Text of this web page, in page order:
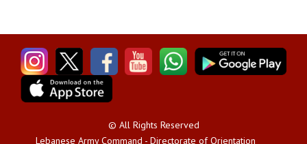
© All Rights Reserved
Lebanese Army Command - Directorate of Orientation